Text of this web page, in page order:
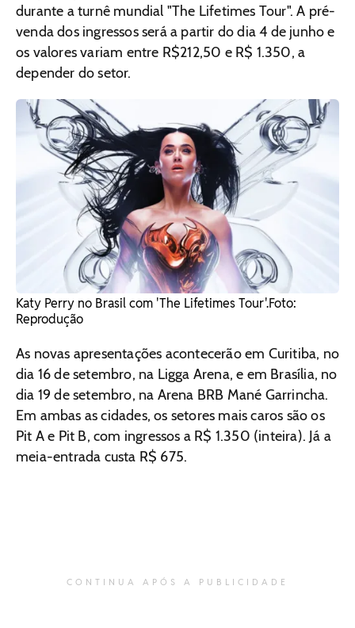
durante a turnê mundial "The Lifetimes Tour". A pré-
venda dos ingressos será a partir do dia 4 de junho e
os valores variam entre R$212,50 e R$ 1.350, a
depender do setor.
Katy Perry no Brasil com 'The Lifetimes Tour'. ​Foto:
Reprodução
As novas apresentações acontecerão em Curitiba, no
dia 16 de setembro, na Ligga Arena, e em Brasília, no
dia 19 de setembro, na Arena BRB Mané Garrincha.
Em ambas as cidades, os setores mais caros são os
Pit A e Pit B, com ingressos a R$ 1.350 (inteira). Já a
meia-entrada custa R$ 675.
CONTINUA APÓS A PUBLICIDADE